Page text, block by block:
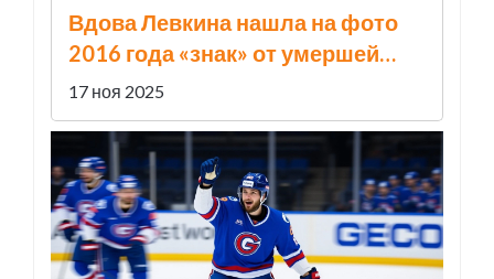
Вдова Левкина нашла на фото
2016 года «знак» от умершей
Началовой: «Юлька,
приглядывай там за моим»
17 ноя 2025